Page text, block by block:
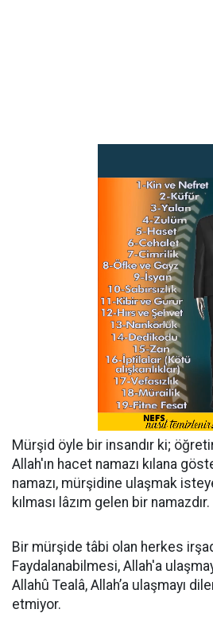
Mürşid öyle bir insandır ki;
Allah'ın hacet namazı kılana
namazı, mürşidine ulaşmak
kılması lâzım gelen bir namazdır.
Bir mürşide tâbi olan herkes
Faydalanabilmesi, Allah'a
Allahû Tealâ, Allah’a ulaşmayı
etmiyor.